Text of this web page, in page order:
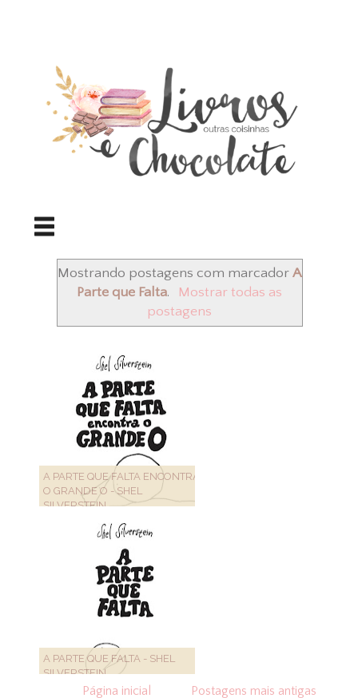
Mostrando postagens com marcadorA
Parte que Falta.
Mostrar todas as
postagens
A PARTE QUE FALTA ENCONTRA
O GRANDE O - SHEL
SILVERSTEIN
A PARTE QUE FALTA - SHEL
SILVERSTEIN
Postagens mais antigas
Página inicial